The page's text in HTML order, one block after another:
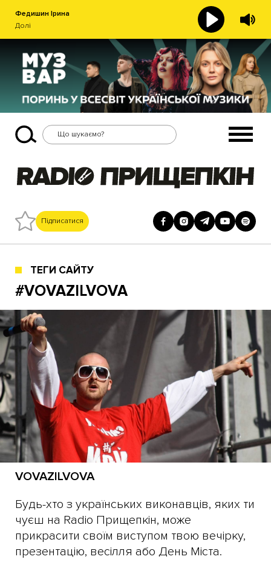
Федишин Ірина
Долі
Підписатися
ТЕГИ САЙТУ
#VOVAZILVOVA
VOVAZILVOVA
Будь-хто з українських виконавців, яких ти
чуєш на Radio Прищепкін, може
прикрасити своїм виступом твою вечірку,
презентацію, весілля або День Міста.